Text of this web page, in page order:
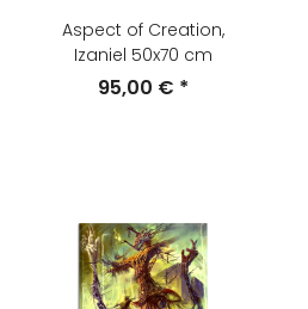
Aspect of Creation,
Izaniel 50x70 cm
95,00 € *